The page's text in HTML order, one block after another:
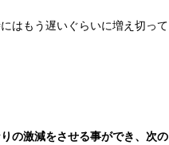
はもう遅いぐらいに増え切って
の激減をさせる事ができ、次の